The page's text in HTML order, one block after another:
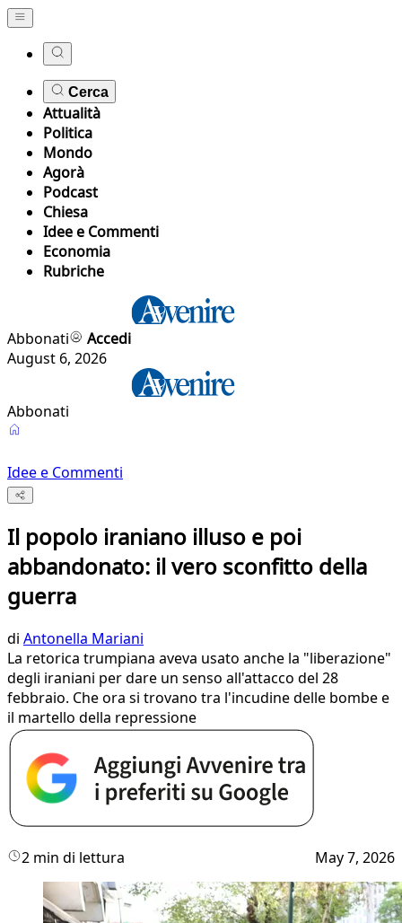
Cerca
Attualità
Politica
Mondo
Agorà
Podcast
Chiesa
Idee e Commenti
Economia
Rubriche
Abbonati
Accedi
August 6, 2026
Abbonati
Idee e Commenti
Il popolo iraniano illuso e poi
abbandonato: il vero sconfitto della
guerra
di Antonella Mariani
La retorica trumpiana aveva usato anche la "liberazione"
degli iraniani per dare un senso all'attacco del 28
febbraio. Che ora si trovano tra l'incudine delle bombe e
il martello della repressione
2 min di lettura May 7, 2026